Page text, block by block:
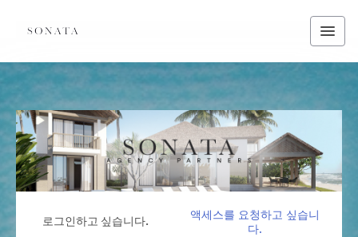
로그인하고 싶습니다.
액세스를 요청하고 싶습니
다.